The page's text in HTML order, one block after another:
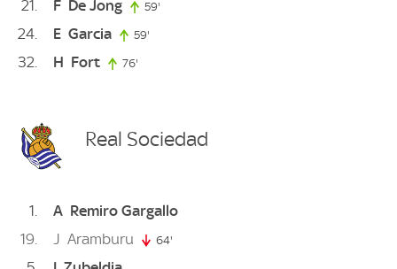
21 F De Jong 59'
24 E Garcia 59'
32 H Fort 76'
Real Sociedad
1 A Remiro Gargallo
19
J Aramburu 64'